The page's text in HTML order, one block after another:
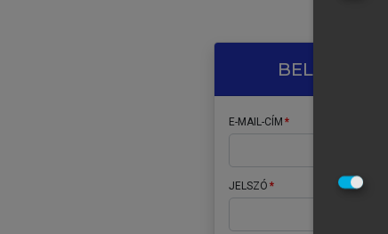
BELÉPÉS
E-MAIL-CÍM
JELSZÓ